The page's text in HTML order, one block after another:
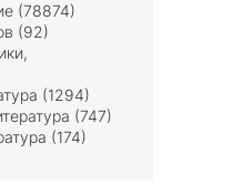
(78874)
(92)
(1294)
(747)
(174)